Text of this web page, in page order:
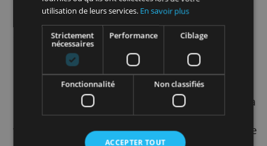
paramètres dans Google. A l'avenir, il sera
possible de ne plus recevoir de la publicité
personnalisée.
Messages
Concernant les messages que vous
partir de ce site : ils seront éventuellement
enregistrés, pour que nous puissions mieux
Ce site Web utilise des cookies
Nous utilisons des cookies pour personnaliser le
contenu, les publicités et analyser notre trafic.
Nous partageons également des informations sur
votre utilisation de notre site avec nos partenaires
de publicité et d'analyse qui peuvent les combiner
avec d'autres informations que vous leur avez
utilisation de leurs services.En savoir plus